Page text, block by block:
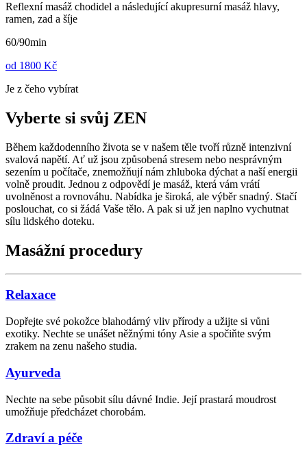
Reflexní masáž chodidel a následující akupresurní masáž hlavy,
ramen, zad a šíje
60/90min
od 1800 Kč
Je z čeho vybírat
Vyberte si svůj ZEN
Během každodenního života se v našem těle tvoří různě intenzivní
svalová napětí. Ať už jsou způsobená stresem nebo nesprávným
sezením u počítače, znemožňují nám zhluboka dýchat a naší energii
volně proudit. Jednou z odpovědí je masáž, která vám vrátí
uvolněnost a rovnováhu. Nabídka je široká, ale výběr snadný. Stačí
poslouchat, co si žádá Vaše tělo. A pak si už jen naplno vychutnat
sílu lidského doteku.
Masážní procedury
Relaxace
Dopřejte své pokožce blahodárný vliv přírody a užijte si vůni
exotiky. Nechte se unášet něžnými tóny Asie a spočiňte svým
zrakem na zenu našeho studia.
Ayurveda
Nechte na sebe působit sílu dávné Indie. Její prastará moudrost
umožňuje předcházet chorobám.
Zdraví a péče